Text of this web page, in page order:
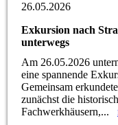
26.05.2026
Exkursion nach
unterwegs
Am 26.05.2026
eine spannende
Gemeinsam
zunächst die
Fachwerkhäusern,...